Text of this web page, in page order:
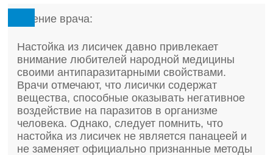
Мнение врача:
Настойка из лисичек давно привлекает
внимание любителей народной медицины
своими антипаразитарными свойствами.
Врачи отмечают, что лисички содержат
вещества, способные оказывать негативное
воздействие на паразитов в организме
человека. Однако, следует помнить, что
настойка из лисичек не является панацеей и
не заменяет официально признанные методы